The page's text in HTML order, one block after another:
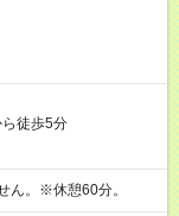
徒歩5分
。※休憩60分。